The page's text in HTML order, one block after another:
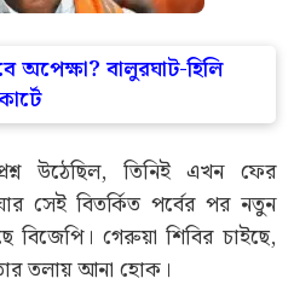
অপেক্ষা? বালুরঘাট-হিলি
উঠেছিল, তিনিই এখন ফের
সেই বিতর্কিত পর্বের পর নতুন
বিজেপি। গেরুয়া শিবির চাইছে,
তলায় আনা হোক।